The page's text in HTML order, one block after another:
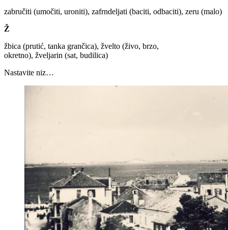
zabručiti (umočiti, uroniti), zafrndeljati (baciti, odbaciti), zeru (malo)
Ž
žbica (prutić, tanka grančica), žvelto (živo, brzo,
okretno), žveljarin (sat, budilica)
Nastavite niz…